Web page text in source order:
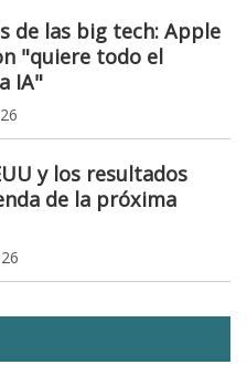
de las big tech: Apple
"quiere todo el
IA"
y los resultados
de la próxima